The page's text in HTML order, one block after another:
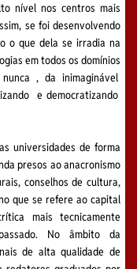
nível nos centros mais
se foi desenvolvendo
o que dela se irradia na
em todos os domínios
, da inimaginável
e democratizando
universidades de forma
presos ao anacronismo
conselhos de cultura,
que se refere ao capital
mais tecnicamente
No âmbito da
de alta qualidade de